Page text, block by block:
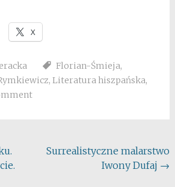
X
Florian-Śmieja,
, Literatura hiszpańska,
Surrealistyczne malarstwo
Iwony Dufaj →